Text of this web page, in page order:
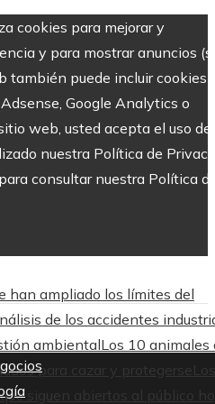
cookies para mejorar y
y para mostrar anuncios
también puede incluir cookies
Google Analytics o
web, usted acepta el uso de
nuestra Política de
consultar nuestra Política
han ampliado los límites del
de los accidentes
ambientalLos 10 animales
para cazar y protegerse Los
siguen abiertos al público